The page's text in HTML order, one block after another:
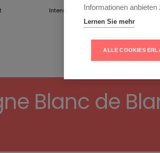
Intensität
Blanc de
Informationen anbieten
Lernen Sie mehr
ALLE COOKIES